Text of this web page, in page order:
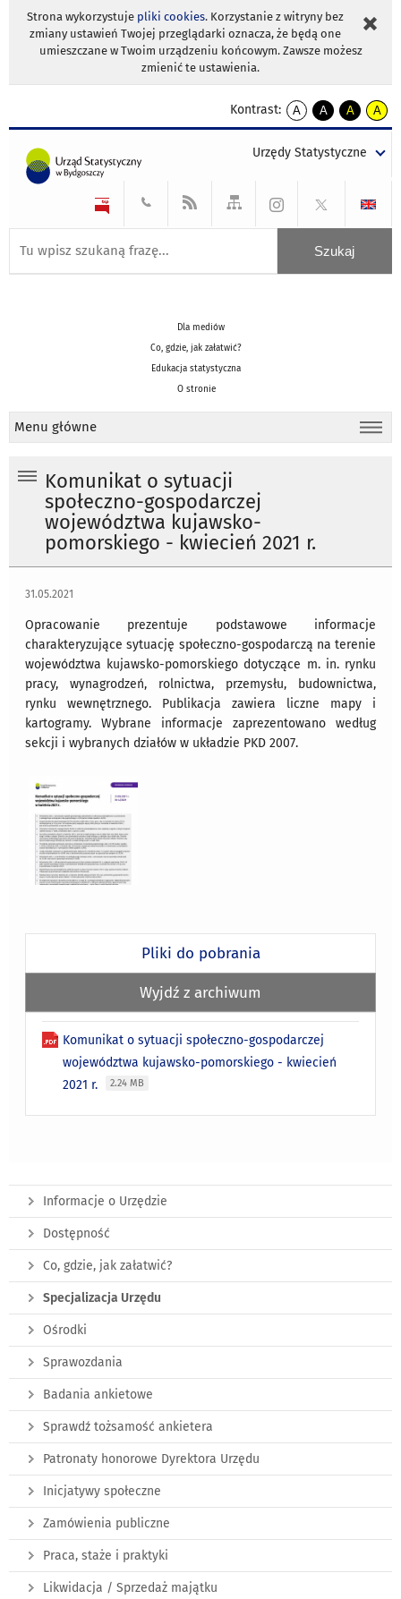
Strona wykorzystuje pliki cookies. Korzystanie z witryny bez
zmiany ustawień Twojej przeglądarki oznacza, że będą one
umieszczane w Twoim urządzeniu końcowym. Zawsze możesz
zmienić te ustawienia.
Kontrast:
A
kontrast
A
kontrast
tekst
czarnym
A
kontrast
tekst
czarnym
A
tekst
żółtym
Urzędy Statystyczne
Dla mediów
Co, gdzie, jak załatwić?
Edukacja statystyczna
O stronie
Menu główne
Komunikat o sytuacji
społeczno-gospodarczej
województwa kujawsko-
pomorskiego - kwiecień 2021 r.
31.05.2021
Opracowanie prezentuje podstawowe informacje
charakteryzujące sytuację społeczno-gospodarczą na terenie
województwa kujawsko-pomorskiego dotyczące m. in. rynku
pracy, wynagrodzeń, rolnictwa, przemysłu, budownictwa,
rynku wewnętrznego. Publikacja zawiera liczne mapy i
kartogramy. Wybrane informacje zaprezentowano według
sekcji i wybranych działów w układzie PKD 2007.
Pliki do pobrania
Wyjdź z archiwum
Komunikat o sytuacji społeczno-gospodarczej
województwa kujawsko-pomorskiego - kwiecień
2021 r.
2.24 MB
Informacje o Urzędzie
Dostępność
Co, gdzie, jak załatwić?
Specjalizacja Urzędu
Ośrodki
Sprawozdania
Badania ankietowe
Sprawdź tożsamość ankietera
Patronaty honorowe Dyrektora Urzędu
Inicjatywy społeczne
Zamówienia publiczne
Praca, staże i praktyki
Likwidacja / Sprzedaż majątku